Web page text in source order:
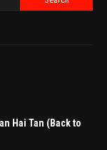
Hai Tan (Back to